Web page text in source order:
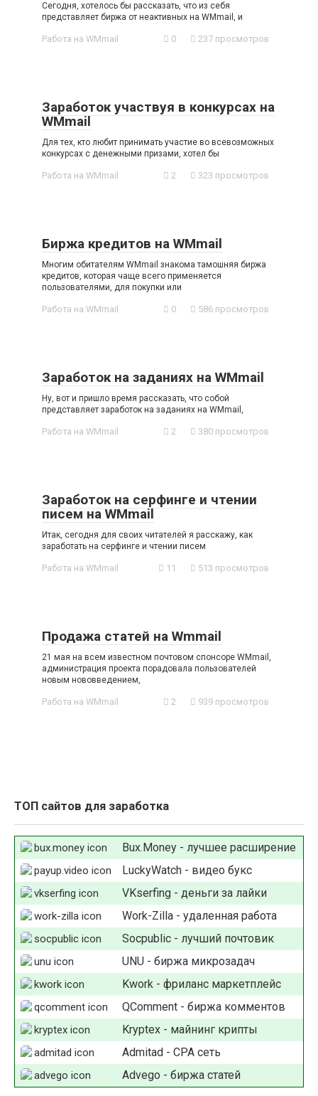
Сегодня, хотелось бы рассказать, что из себя
представляет биржа от неактивных на WMmail, и
Работа на WMmail 0 237 просмотров
Заработок участвуя в конкурсах на
WMmail
Для тех, кто любит принимать участие во всевозможных
конкурсах с денежными призами, хотел бы
Работа на WMmail 2 323 просмотров
Биржа кредитов на WMmail
Многим обитателям WMmail знакома тамошняя биржа
кредитов, которая чаще всего применяется
пользователями, для покупки или
Работа на WMmail 0 586 просмотров
Заработок на заданиях на WMmail
Ну, вот и пришло время рассказать, что собой
представляет заработок на заданиях на WMmail,
Работа на WMmail 2 380 просмотров
Заработок на серфинге и чтении
писем на WMmail
Итак, сегодня для своих читателей я расскажу, как
заработать на серфинге и чтении писем
Работа на WMmail 11 513 просмотров
Продажа статей на Wmmail
21 мая на всем известном почтовом спонсоре WMmail,
администрация проекта порадовала пользователей
новым нововведением,
Работа на WMmail 2 939 просмотров
ТОП сайтов для заработка
Bux.Money - лучшее расширение
LuckyWatch - видео букс
VKserfing - деньги за лайки
Work-Zilla - удаленная работа
Socpublic - лучший почтовик
UNU - биржа микрозадач
Kwork - фриланс маркетплейс
QComment - биржа комментов
Kryptex - майнинг крипты
Admitad - СРА сеть
Advego - биржа статей